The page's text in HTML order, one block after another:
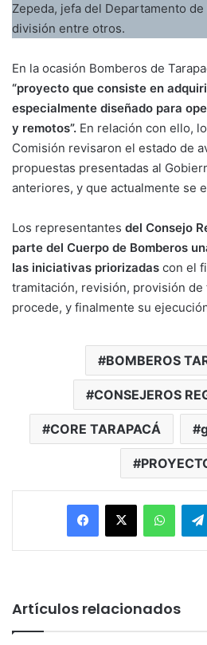
Zepeda, jefa del Departamento
división entre otros.
En la ocasión Bomberos de
“proyecto que consiste en
especialmente diseñado para
y remotos”. En relación con ello,
Comisión revisaron el estado de
propuestas presentadas al
anteriores, y que actualmente se
Los representantes del Consejo
parte del Cuerpo de Bomberos
las iniciativas priorizadas con el
tramitación, revisión, provisión
procede, y finalmente su
BOMBEROS
CONSEJEROS
CORE TARAPACÁ
Facebook
X
Artículos relacionados